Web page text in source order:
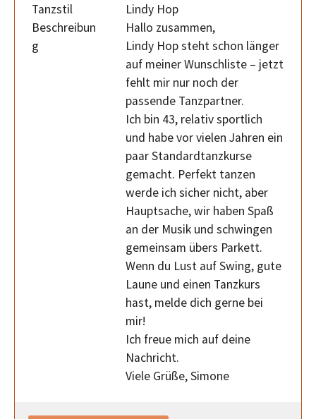
Tanzstil
Lindy Hop
Beschreibun
g
Hallo zusammen,
Lindy Hop steht schon länger
auf meiner Wunschliste – jetzt
fehlt mir nur noch der
passende Tanzpartner.
Ich bin 43, relativ sportlich
und habe vor vielen Jahren ein
paar Standardtanzkurse
gemacht. Perfekt tanzen
werde ich sicher nicht, aber
Hauptsache, wir haben Spaß
an der Musik und schwingen
gemeinsam übers Parkett.
Wenn du Lust auf Swing, gute
Laune und einen Tanzkurs
hast, melde dich gerne bei
mir!
Ich freue mich auf deine
Nachricht.
Viele Grüße, Simone